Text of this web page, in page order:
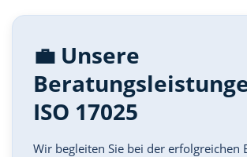
💼 Unsere
ISO 17025
Wir begleiten Sie bei der erfolgreichen